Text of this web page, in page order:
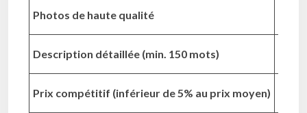
Photos de haute qualité
Description détaillée (min. 150 mots)
Prix compétitif (inférieur de 5% au prix moyen)